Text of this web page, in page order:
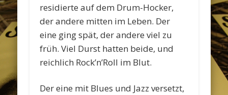
residierte auf dem Drum-Hocker,
der andere mitten im Leben. Der
eine ging spät, der andere viel zu
früh. Viel Durst hatten beide, und
reichlich Rock’n’Roll im Blut.
Der eine mit Blues und Jazz versetzt,